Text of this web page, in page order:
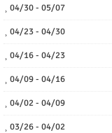
04/30 - 05/07
04/23 - 04/30
04/16 - 04/23
04/09 - 04/16
04/02 - 04/09
03/26 - 04/02